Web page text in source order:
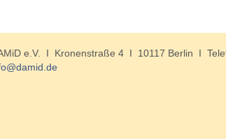
e.V. I Kronenstraße 4 I 10117 Berlin I